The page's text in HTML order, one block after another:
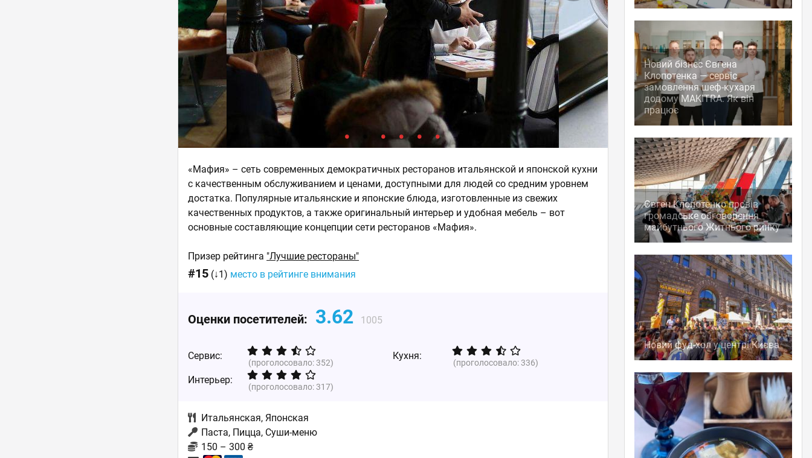
«Мафия» – сеть современных демократичных ресторанов итальянской и японской кухни
с качественным обслуживанием и ценами, доступными для людей со средним уровнем
достатка. Популярные итальянские и японские блюда, изготовленные из свежих
качественных продуктов, а также оригинальный интерьер и удобная мебель – вот
основные составляющие концепции сети ресторанов «Мафия».
Призер рейтинга "Лучшие рестораны"
#15 (↓1) место в рейтинге внимания
Оценки посетителей: 3.62 1005
Сервис:
(проголосовало:352)
Кухня:
(проголосовало:336)
Интерьер:
(проголосовало:317)
Итальянская, Японская
Паста, Пицца, Суши-меню
150 – 300 ₴
Новий бізнес Євгена
Клопотенка — сервіс
замовлення шеф-кухаря
додому MAKITRA. Як він
працює
Євген Клопотенко провів
громадське обговорення
майбутнього Житнього ринку
Новий фуд-хол у центрі Києва